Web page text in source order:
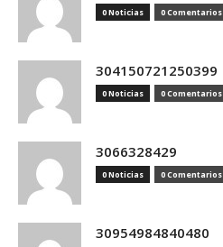
0 Noticias 0 Comentarios
304150721250399
0 Noticias 0 Comentarios
3066328429
0 Noticias 0 Comentarios
30954984840480